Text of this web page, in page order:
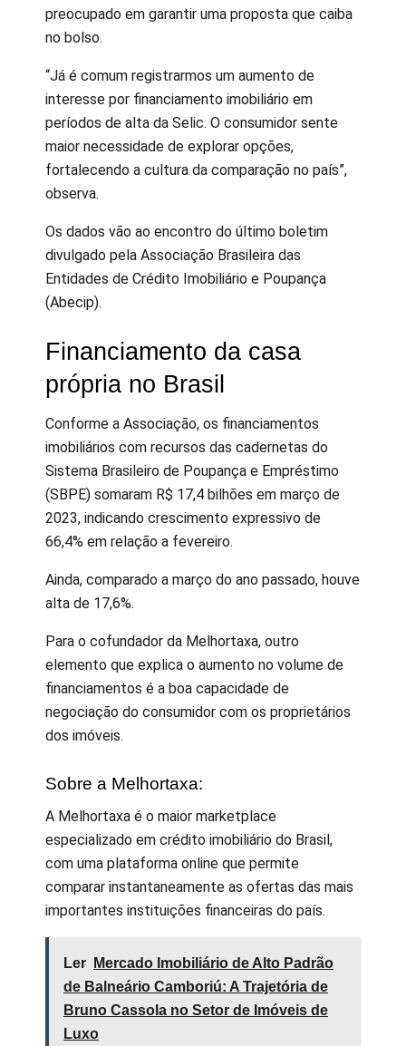
preocupado em garantir uma proposta que caiba
no bolso.
“Já é comum registrarmos um aumento de
interesse por financiamento imobiliário em
períodos de alta da Selic. O consumidor sente
maior necessidade de explorar opções,
fortalecendo a cultura da comparação no país”,
observa.
Os dados vão ao encontro do último boletim
divulgado pela Associação Brasileira das
Entidades de Crédito Imobiliário e Poupança
(Abecip).
Financiamento da casa
própria no Brasil
Conforme a Associação, os financiamentos
imobiliários com recursos das cadernetas do
Sistema Brasileiro de Poupança e Empréstimo
(SBPE) somaram R$ 17,4 bilhões em março de
2023, indicando crescimento expressivo de
66,4% em relação a fevereiro.
Ainda, comparado a março do ano passado, houve
alta de 17,6%.
Para o cofundador da Melhortaxa, outro
elemento que explica o aumento no volume de
financiamentos é a boa capacidade de
negociação do consumidor com os proprietários
dos imóveis.
Sobre a Melhortaxa:
A Melhortaxa é o maior marketplace
especializado em crédito imobiliário do Brasil,
com uma plataforma online que permite
comparar instantaneamente as ofertas das mais
importantes instituições financeiras do país.
Ler
Mercado Imobiliário de Alto Padrão
de Balneário Camboriú: A Trajetória de
Bruno Cassola no Setor de Imóveis de
Luxo